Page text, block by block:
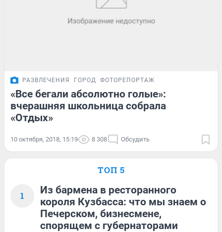
РАЗВЛЕЧЕНИЯ ГОРОД ФОТОРЕПОРТАЖ
«Все бегали абсолютно голые»:
вчерашняя школьница собрала
«Отдых»
10 октября, 2018, 15:19 8 308 Обсудить
ТОП 5
1
Из бармена в ресторанного
короля Кузбасса: что мы знаем о
Печерском, бизнесмене,
спорящем с губернаторами